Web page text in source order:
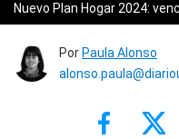
Nuevo Plan Hogar 2024:
Por Paula Alonso